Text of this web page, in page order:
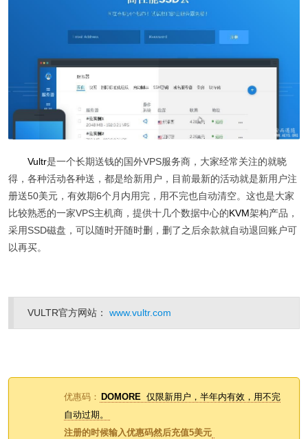
Vultr是一个长期送钱的国外VPS服务商，大家经常关注的就晓
得，各种活动各种送，都是给新用户，目前最新的活动就是新用户注
册送50美元，有效期6个月内用完，用不完也自动清空。这也是大家
比较熟悉的一家VPS主机商，提供十几个数据中心的KVM架构产品，
采用SSD磁盘，可以随时开随时删，删了之后余款就自动退回账户可
以再买。
VULTR官方网站： www.vultr.com
优惠码： DOMORE 仅限新用户，半年内有效，用不完
自动过期。
注册的时候输入优惠码然后充值5美元